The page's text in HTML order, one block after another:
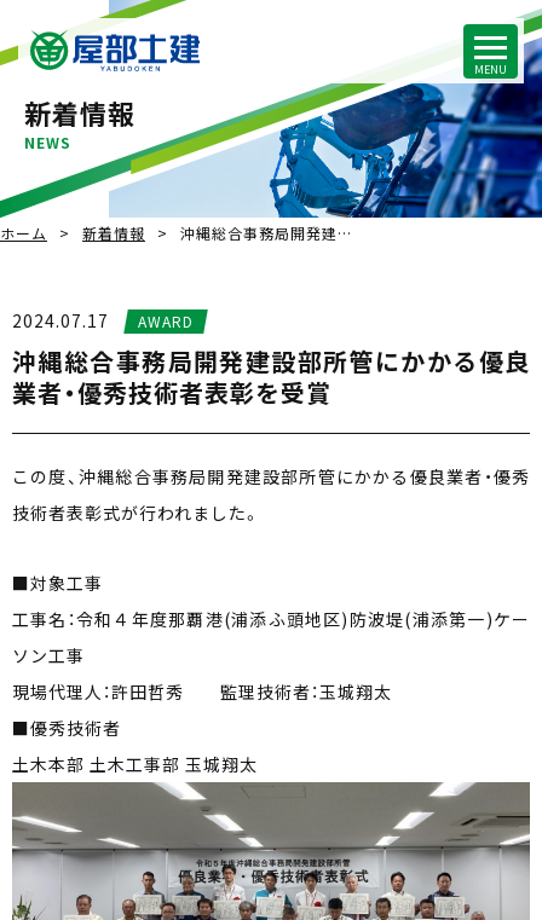
新着情報
NEWS
ホーム 新着情報 沖縄総合事務局開発建…
2024.07.17 AWARD
沖縄総合事務局開発建設部所管にかかる優良
業者・優秀技術者表彰を受賞
この度、沖縄総合事務局開発建設部所管にかかる優良業者・優秀
技術者表彰式が行われました。
■対象工事
工事名：令和４年度那覇港(浦添ふ頭地区)防波堤(浦添第一)ケー
ソン工事
現場代理人：許田哲秀 監理技術者：玉城翔太
■優秀技術者
土木本部 土木工事部 玉城翔太